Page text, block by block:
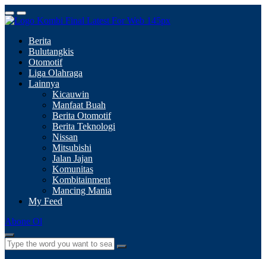
Berita
Bulutangkis
Otomotif
Liga Olahraga
Lainnya
Kicauwin
Manfaat Buah
Berita Otomotif
Berita Teknologi
Nissan
Mitsubishi
Jalan Jajan
Komunitas
Kombitainment
Mancing Mania
My Feed
Abone Ol